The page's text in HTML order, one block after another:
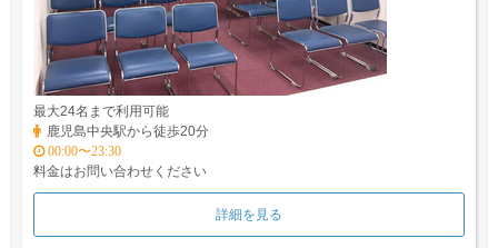
最大24名まで利用可能
鹿児島中央駅から徒歩20分
00:00〜23:30
料金はお問い合わせください
詳細を見る